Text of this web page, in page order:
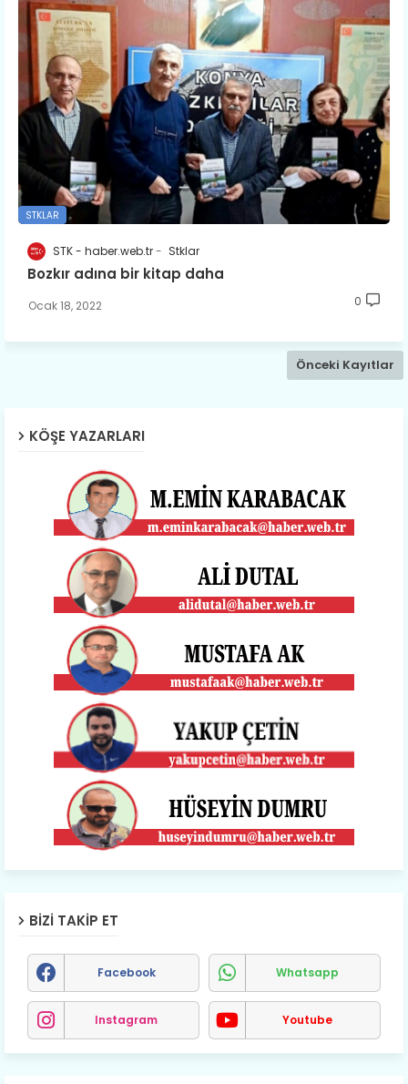
STKLAR
STK - haber.web.tr Stklar
​Bozkır adına bir kitap daha
Ocak 18, 2022 0
Önceki Kayıtlar
KÖŞE YAZARLARI
BIZI TAKIP ET
Facebook Whatsapp
Instagram Youtube